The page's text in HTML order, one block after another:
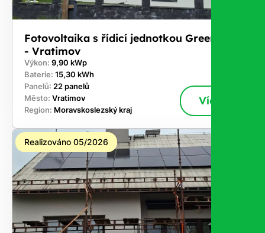
Fotovoltaika s řídicí jednotkou GreenBox
- Vratimov
Výkon: 9,90 kWp
Baterie: 15,30 kWh
Panelů: 22 panelů
Město: Vratimov
Region: Moravskoslezský kraj
Více
Realizováno 05/2026